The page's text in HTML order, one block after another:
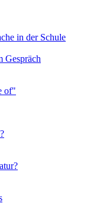
in der Schule
Gespräch
of"